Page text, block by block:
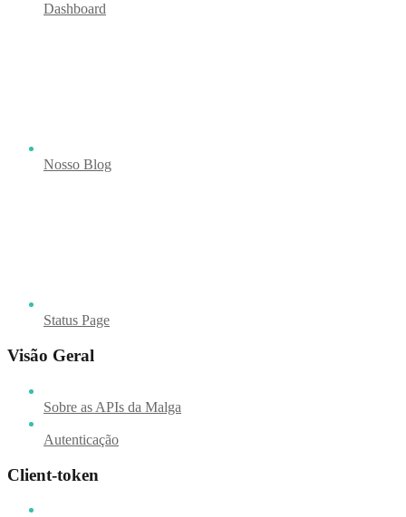
Dashboard
Nosso Blog
Status Page
Visão Geral
Sobre as APIs da Malga
Autenticação
Client-token